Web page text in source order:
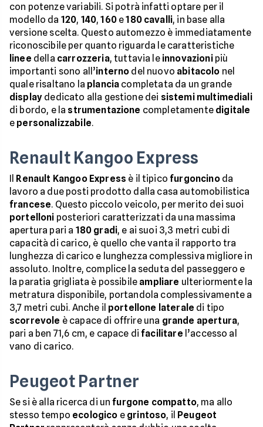
con potenze variabili. Si potrà infatti optare per il
modello da 120, 140,160e180 cavalli, in base alla
versione scelta. Questo automezzo è immediatamente
riconoscibile per quanto riguarda le caratteristiche
linee della carrozzeria, tuttavia le innovazionipiù
importanti sono all’interno del nuovo abitacolo nel
quale risaltano la plancia completata da un grande
display dedicato alla gestione dei sistemi multimediali
di bordo, e la strumentazione completamente digitale
e personalizzabile.
Renault Kangoo Express
Il Renault Kangoo Express è il tipicofurgoncinoda
lavoro a due posti prodotto dalla casa automobilistica
francese. Questo piccolo veicolo, per merito dei suoi
portelloni posteriori caratterizzati da una massima
apertura pari a 180 gradi, e ai suoi 3,3 metri cubi di
capacità di carico, è quello che vanta il rapporto tra
lunghezza di carico e lunghezza complessiva migliore in
assoluto. Inoltre, complice la seduta del passeggero e
la paratia grigliata è possibile ampliare ulteriormente la
metratura disponibile, portandola complessivamente a
3,7 metri cubi. Anche il portellone laterale di tipo
scorrevole è capace di offrire una grande apertura,
pari a ben 71,6 cm, e capace difacilitare l’accesso al
vano di carico.
Peugeot Partner
Se si è alla ricerca di unfurgone compatto, ma allo
stesso tempo ecologico e grintoso, il Peugeot